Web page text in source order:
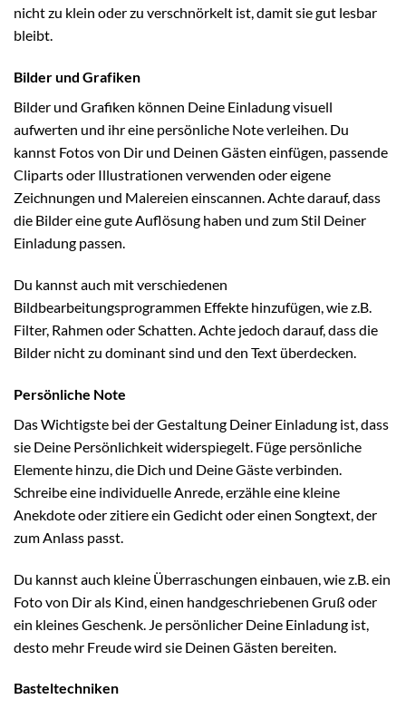
nicht zu klein oder zu verschnörkelt ist, damit sie gut lesbar
bleibt.
Bilder und Grafiken
Bilder und Grafiken können Deine Einladung visuell
aufwerten und ihr eine persönliche Note verleihen. Du
kannst Fotos von Dir und Deinen Gästen einfügen, passende
Cliparts oder Illustrationen verwenden oder eigene
Zeichnungen und Malereien einscannen. Achte darauf, dass
die Bilder eine gute Auflösung haben und zum Stil Deiner
Einladung passen.
Du kannst auch mit verschiedenen
Bildbearbeitungsprogrammen Effekte hinzufügen, wie z.B.
Filter, Rahmen oder Schatten. Achte jedoch darauf, dass die
Bilder nicht zu dominant sind und den Text überdecken.
Persönliche Note
Das Wichtigste bei der Gestaltung Deiner Einladung ist, dass
sie Deine Persönlichkeit widerspiegelt. Füge persönliche
Elemente hinzu, die Dich und Deine Gäste verbinden.
Schreibe eine individuelle Anrede, erzähle eine kleine
Anekdote oder zitiere ein Gedicht oder einen Songtext, der
zum Anlass passt.
Du kannst auch kleine Überraschungen einbauen, wie z.B. ein
Foto von Dir als Kind, einen handgeschriebenen Gruß oder
ein kleines Geschenk. Je persönlicher Deine Einladung ist,
desto mehr Freude wird sie Deinen Gästen bereiten.
Basteltechniken